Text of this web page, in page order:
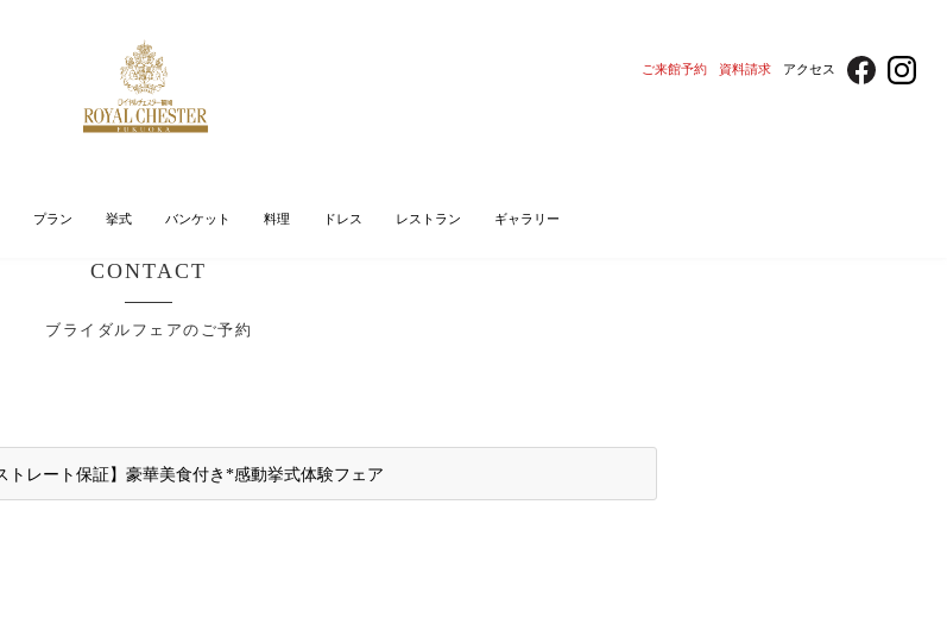
ご来館予約 資料請求 アクセス
プラン 挙式 バンケット 料理 ドレス レストラン ギャラリー
CONTACT
ブライダルフェアのご予約